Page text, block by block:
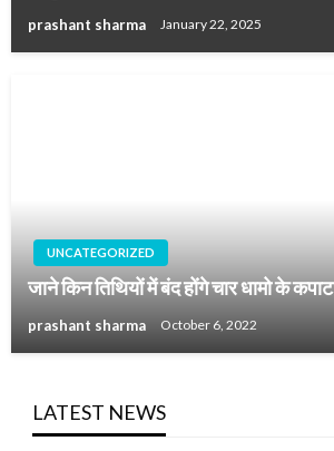
prashant sharma January 22, 2025
UNCATEGORIZED
जाने किन तिथियों में बंद होंगे चार धामो के कपाट
prashant sharma October 6, 2022
LATEST NEWS